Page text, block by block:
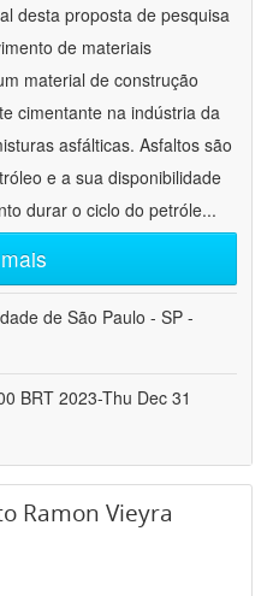
desta proposta de pesquisa
de materiais
material de construção
cimentante na indústria da
asfálticas. Asfaltos são
e a sua disponibilidade
durar o ciclo do petróle...
de São Paulo - SP -
BRT 2023-Thu Dec 31
Ramon Vieyra